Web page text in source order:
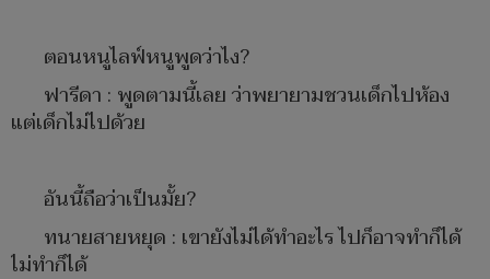
ตอนหนูไลฟ์หนูพูดว่าไง?
ฟารีดา : พูดตามนี้เลย ว่าพยายามชวนเด็กไปห้อง
แต่เด็กไม่ไปด้วย
อันนี้ถือว่าเป็นมั้ย?
ทนายสายหยุด : เขายังไม่ได้ทำอะไร ไปก็อาจทำก็ได้
ไม่ทำก็ได้